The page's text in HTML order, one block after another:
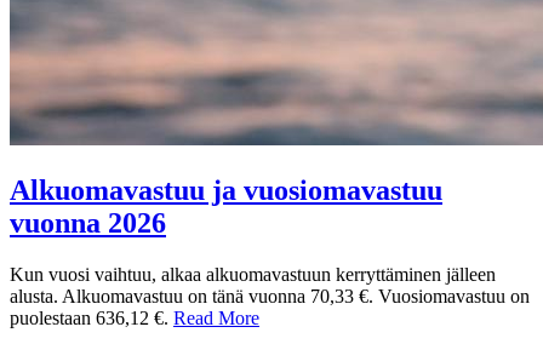
Alkuomavastuu ja vuosiomavastuu
vuonna 2026
Kun vuosi vaihtuu, alkaa alkuomavastuun kerryttäminen jälleen
alusta. Alkuomavastuu on tänä vuonna 70,33 €. Vuosiomavastuu on
puolestaan 636,12 €. Read More